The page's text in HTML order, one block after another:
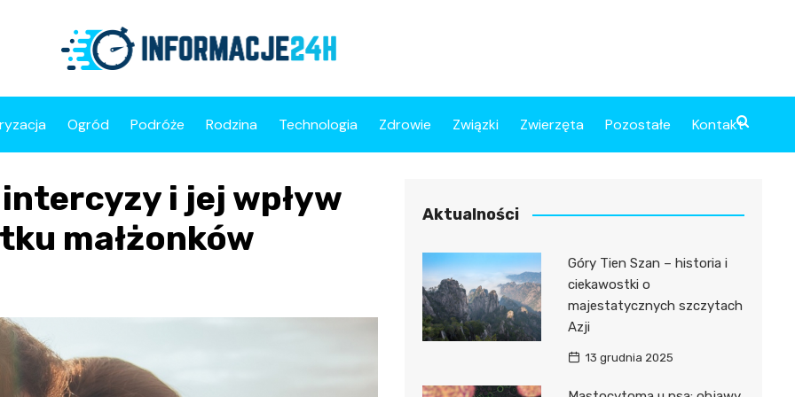
Ogród Podróże Rodzina Technologia Zdrowie Związki Zwierzęta Pozostałe Kontakt
i jej wpływ
małżonków
Aktualności
Góry Tien Szan – historia i
ciekawostki o
majestatycznych szczytach
Azji
13 grudnia 2025